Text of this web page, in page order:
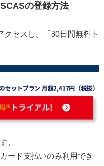
の登録方法
クセスし、「30日間無料ト
。
ード支払いのみ利用でき